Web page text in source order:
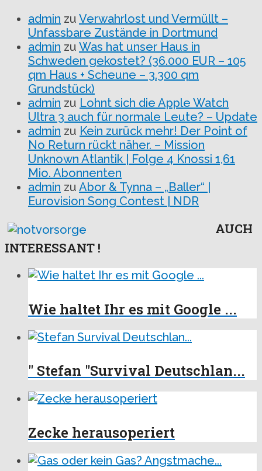
admin zu Verwahrlost und Vermüllt –
Unfassbare Zustände in Dortmund
admin zu Was hat unser Haus in
Schweden gekostet? (36.000 EUR – 105
qm Haus + Scheune – 3.300 qm
Grundstück)
admin zu Lohnt sich die Apple Watch
Ultra 3 auch für normale Leute? – Update
admin zu Kein zurück mehr! Der Point of
No Return rückt näher. – Mission
Unknown Atlantik | Folge 4 Knossi 1,61
Mio. Abonnenten
admin zu Abor & Tynna – „Baller“ |
Eurovision Song Contest | NDR
AUCH
INTERESSANT !
Wie haltet Ihr es mit Google ...
" Stefan "Survival Deutschlan...
Zecke herausoperiert